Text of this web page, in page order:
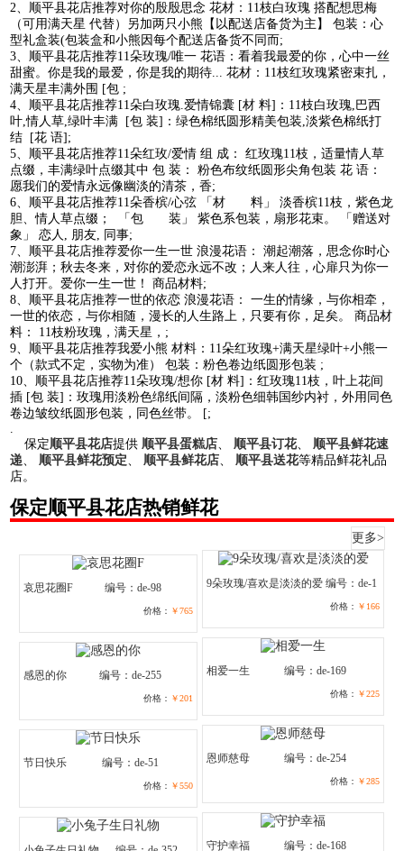
2、顺平县花店推荐对你的殷殷思念 花材：11枝白玫瑰 搭配想思梅
（可用满天星 代替）另加两只小熊【以配送店备货为主】 包装：心
型礼盒装(包装盒和小熊因每个配送店备货不同而;
3、顺平县花店推荐11朵玫瑰/唯一 花语：看着我最爱的你，心中一丝
甜蜜。你是我的最爱，你是我的期待... 花材：11枝红玫瑰紧密束扎，
满天星丰满外围 [包 ;
4、顺平县花店推荐11朵白玫瑰.爱情锦囊 [材 料]：11枝白玫瑰,巴西
叶,情人草,绿叶丰满 [包 装]：绿色棉纸圆形精美包装,淡紫色棉纸打
结 [花 语];
5、顺平县花店推荐11朵红玫/爱情 组 成： 红玫瑰11枝，适量情人草
点缀，丰满绿叶点缀其中 包 装： 粉色布纹纸圆形尖角包装 花 语：
愿我们的爱情永远像幽淡的清茶，香;
6、顺平县花店推荐11朵香槟/心弦 「材 料」 淡香槟11枝，紫色龙
胆、情人草点缀； 「包 装」 紫色系包装，扇形花束。 「赠送对
象」 恋人, 朋友, 同事;
7、顺平县花店推荐爱你一生一世 浪漫花语： 潮起潮落，思念你时心
潮澎湃；秋去冬来，对你的爱恋永远不改；人来人往，心扉只为你一
人打开。爱你一生一世！ 商品材料;
8、顺平县花店推荐一世的依恋 浪漫花语： 一生的情缘，与你相牵，
一世的依恋，与你相随，漫长的人生路上，只要有你，足矣。 商品材
料： 11枝粉玫瑰，满天星，;
9、顺平县花店推荐我爱小熊 材料：11朵红玫瑰+满天星绿叶+小熊一
个（款式不定，实物为准） 包装：粉色卷边纸圆形包装 ;
10、顺平县花店推荐11朵玫瑰/想你 [材 料]：红玫瑰11枝，叶上花间
插 [包 装]：玫瑰用淡粉色绵纸间隔，淡粉色细韩国纱内衬，外用同色
卷边皱纹纸圆形包装，同色丝带。 [;
.
保定顺平县花店提供顺平县蛋糕店、顺平县订花、顺平县鲜花速
递、顺平县鲜花预定、顺平县鲜花店、顺平县送花等精品鲜花礼品
店。
保定顺平县花店热销鲜花
更多>
哀思花圈F 编号：de-98
价格： ￥765
9朵玫瑰/喜欢是淡淡的爱 编号：de-1
价格： ￥166
感恩的你 编号：de-255
价格： ￥201
相爱一生 编号：de-169
价格： ￥225
节日快乐 编号：de-51
价格： ￥550
恩师慈母 编号：de-254
价格： ￥285
守护幸福 编号：de-168